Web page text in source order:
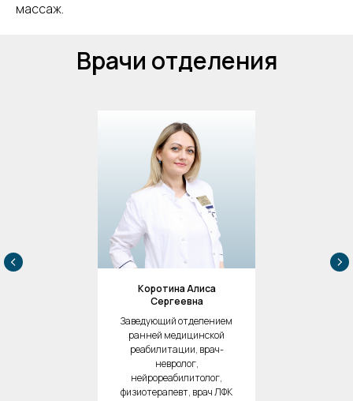
массаж.
Врачи отделения
Коротина Алиса
Сергеевна
Заведующий отделением
ранней медицинской
реабилитации, врач-
невролог,
нейрореабилитолог,
физиотерапевт, врач ЛФК